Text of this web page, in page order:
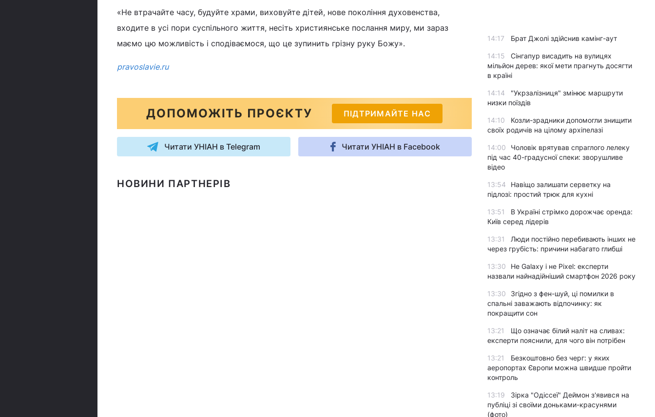
«Не втрачайте часу, будуйте храми, виховуйте дітей, нове покоління духовенства,
входите в усі пори суспільного життя, несіть християнське послання миру, ми зараз
маємо цю можливість і сподіваємося, що це зупинить грізну руку Божу».
pravoslavie.ru
ДОПОМОЖІТЬ ПРОЄКТУ ПІДТРИМАЙТЕ НАС
Читати УНІАН в Telegram Читати УНІАН в Facebook
НОВИНИ ПАРТНЕРІВ
14:17 Брат Джолі здійснив камінг-аут
14:15
Сінгапур висадить на вулицях
мільйон дерев: якої мети прагнуть досягти
в країні
14:14
"Укрзалізниця" змінює маршрути
низки поїздів
14:10
Козли-зрадники допомогли знищити
своїх родичів на цілому архіпелазі
14:00
Чоловік врятував спраглого лелеку
під час 40-градусної спеки: зворушливе
відео
13:54
Навіщо залишати серветку на
підлозі: простий трюк для кухні
13:51
В Україні стрімко дорожчає оренда:
Київ серед лідерів
13:31
Люди постійно перебивають інших не
через грубість: причини набагато глибші
13:30
Не Galaxy і не Pixel: експерти
назвали найнадійніший смартфон 2026 року
13:30
Згідно з фен-шуй, ці помилки в
спальні заважають відпочинку: як
покращити сон
13:21
Що означає білий наліт на сливах:
експерти пояснили, для чого він потрібен
13:21
Безкоштовно без черг: у яких
аеропортах Європи можна швидше пройти
контроль
13:19
Зірка "Одіссеї" Деймон з'явився на
публіці зі своїми доньками-красунями
(фото)